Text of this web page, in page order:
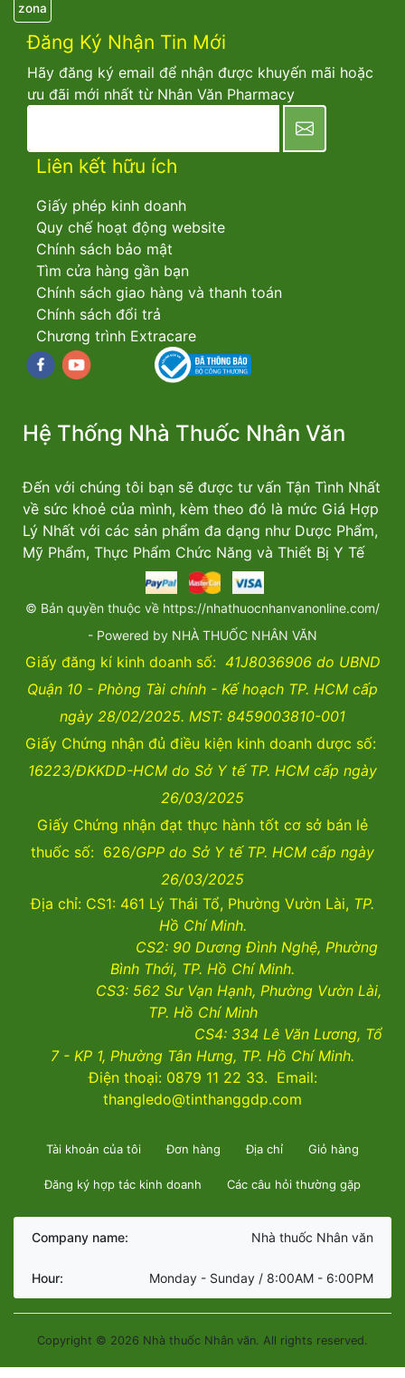
zona
Đăng Ký Nhận Tin Mới
Hãy đăng ký email để nhận được khuyến mãi hoặc
ưu đãi mới nhất từ Nhân Văn Pharmacy
Liên kết hữu ích
Giấy phép kinh doanh
Quy chế hoạt động website
Chính sách bảo mật
Tìm cửa hàng gần bạn
Chính sách giao hàng và thanh toán
Chính sách đổi trả
Chương trình Extracare
Facebookyoutube
Hệ Thống Nhà Thuốc Nhân Văn
Đến với chúng tôi bạn sẽ được tư vấn Tận Tình Nhất
về sức khoẻ của mình, kèm theo đó là mức Giá Hợp
Lý Nhất với các sản phẩm đa dạng như Dược Phẩm,
Mỹ Phẩm, Thực Phẩm Chức Năng và Thiết Bị Y Tế
© Bản quyền thuộc về https://nhathuocnhanvanonline.com/
- Powered by NHÀ THUỐC NHÂN VĂN
Giấy đăng kí kinh doanh số: 41J8036906 do UBND
Quận 10 - Phòng Tài chính - Kế hoạch TP. HCM cấp
ngày 28/02/2025. MST: 8459003810-001
Giấy Chứng nhận đủ điều kiện kinh doanh dược số:
16223/ĐKKDD-HCM do Sở Y tế TP. HCM cấp ngày
26/03/2025
Giấy Chứng nhận đạt thực hành tốt cơ sở bán lẻ
thuốc số: 626/GPP do Sở Y tế TP. HCM cấp ngày
26/03/2025
Địa chỉ: CS1: 461 Lý Thái Tổ, Phường Vườn Lài, TP.
Hồ Chí Minh.
CS2: 90 Dương Đình Nghệ, Phường
Bình Thới, TP. Hồ Chí Minh.
CS3: 562 Sư Vạn Hạnh, Phường Vườn Lài,
TP. Hồ Chí Minh
CS4: 334 Lê Văn Lương, Tổ
7 - KP 1, Phường Tân Hưng, TP. Hồ Chí Minh.
Điện thoại: 0879 11 22 33. Email:
thangledo@tinthanggdp.com
Tài khoản của tôi Đơn hàng Địa chỉ Giỏ hàng
Đăng ký hợp tác kinh doanh Các câu hỏi thường gặp
Company name: Nhà thuốc Nhân văn
Hour: Monday - Sunday / 8:00AM - 6:00PM
Copyright © 2026 Nhà thuốc Nhân văn. All rights reserved.